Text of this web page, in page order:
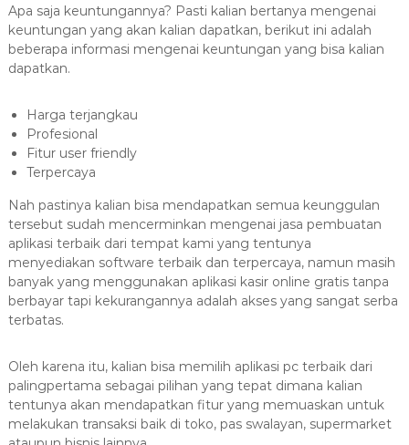
Apa saja keuntungannya? Pasti kalian bertanya mengenai
keuntungan yang akan kalian dapatkan, berikut ini adalah
beberapa informasi mengenai keuntungan yang bisa kalian
dapatkan.
Harga terjangkau
Profesional
Fitur user friendly
Terpercaya
Nah pastinya kalian bisa mendapatkan semua keunggulan
tersebut sudah mencerminkan mengenai jasa pembuatan
aplikasi terbaik dari tempat kami yang tentunya
menyediakan software terbaik dan terpercaya, namun masih
banyak yang menggunakan aplikasi kasir online gratis tanpa
berbayar tapi kekurangannya adalah akses yang sangat serba
terbatas.
Oleh karena itu, kalian bisa memilih aplikasi pc terbaik dari
palingpertama sebagai pilihan yang tepat dimana kalian
tentunya akan mendapatkan fitur yang memuaskan untuk
melakukan transaksi baik di toko, pas swalayan, supermarket